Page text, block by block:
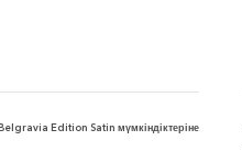
Edition Satin мүмкіндіктеріне